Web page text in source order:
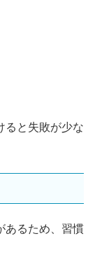
ると失敗が少な
あるため、習慣